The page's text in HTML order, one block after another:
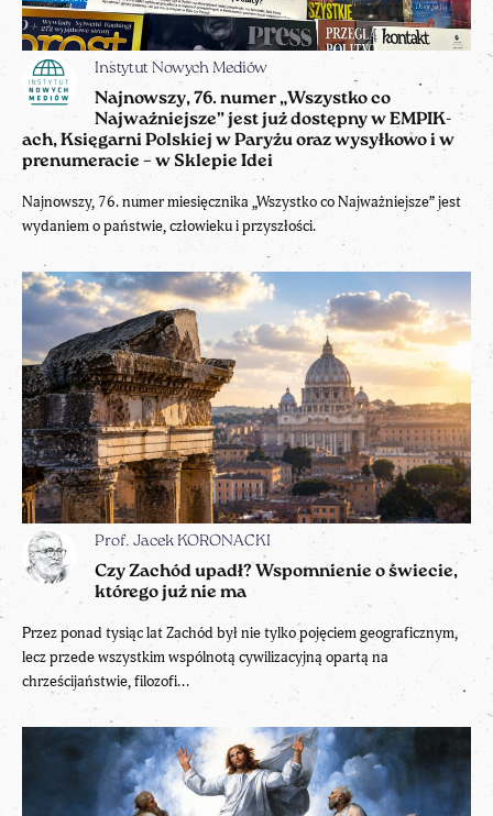
Instytut Nowych Mediów
Najnowszy, 76. numer „Wszystko co
Najważniejsze” jest już dostępny w EMPIK-
ach, Księgarni Polskiej w Paryżu oraz wysyłkowo i w
prenumeracie – w Sklepie Idei
Najnowszy, 76. numer miesięcznika „Wszystko co Najważniejsze” jest
wydaniem o państwie, człowieku i przyszłości.
Prof. Jacek KORONACKI
Czy Zachód upadł? Wspomnienie o świecie,
którego już nie ma
Przez ponad tysiąc lat Zachód był nie tylko pojęciem geograficznym,
lecz przede wszystkim wspólnotą cywilizacyjną opartą na
chrześcijaństwie, filozofi...